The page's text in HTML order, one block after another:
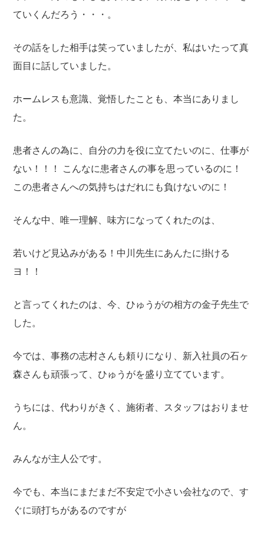
ていくんだろう・・・。
その話をした相手は笑っていましたが、私はいたって真
面目に話していました。
ホームレスも意識、覚悟したことも、本当にありまし
た。
患者さんの為に、自分の力を役に立てたいのに、仕事が
ない！！！
こんなに患者さんの事を思っているのに！
この患者さんへの気持ちはだれにも負けないのに！
そんな中、唯一理解、味方になってくれたのは、
若いけど見込みがある！中川先生にあんたに掛ける
ヨ！！
と言ってくれたのは、今、ひゅうがの相方の金子先生で
した。
今では、事務の志村さんも頼りになり、新入社員の石ヶ
森さんも頑張って、ひゅうがを盛り立てています。
うちには、代わりがきく、施術者、スタッフはおりませ
ん。
みんなが主人公です。
今でも、本当にまだまだ不安定で小さい会社なので、す
ぐに頭打ちがあるのですが